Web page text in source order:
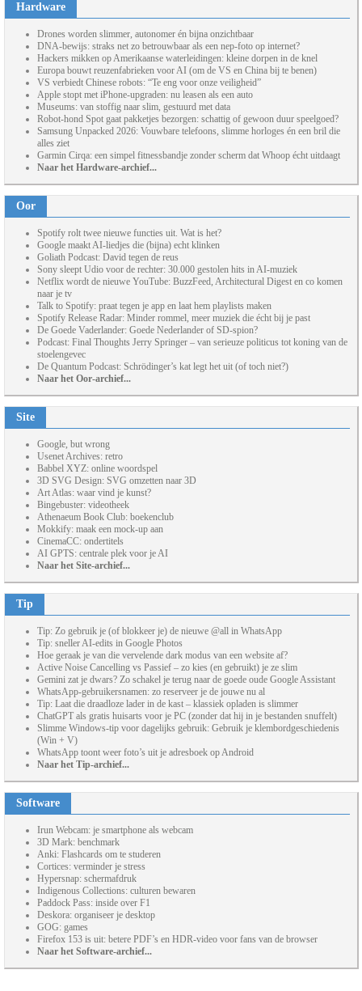
Hardware
Drones worden slimmer, autonomer én bijna onzichtbaar
DNA-bewijs: straks net zo betrouwbaar als een nep-foto op internet?
Hackers mikken op Amerikaanse waterleidingen: kleine dorpen in de knel
Europa bouwt reuzenfabrieken voor AI (om de VS en China bij te benen)
VS verbiedt Chinese robots: “Te eng voor onze veiligheid”
Apple stopt met iPhone-upgraden: nu leasen als een auto
Museums: van stoffig naar slim, gestuurd met data
Robot-hond Spot gaat pakketjes bezorgen: schattig of gewoon duur speelgoed?
Samsung Unpacked 2026: Vouwbare telefoons, slimme horloges én een bril die
alles ziet
Garmin Cirqa: een simpel fitnessbandje zonder scherm dat Whoop écht uitdaagt
Naar het Hardware-archief...
Oor
Spotify rolt twee nieuwe functies uit. Wat is het?
Google maakt AI-liedjes die (bijna) echt klinken
Goliath Podcast: David tegen de reus
Sony sleept Udio voor de rechter: 30.000 gestolen hits in AI-muziek
Netflix wordt de nieuwe YouTube: BuzzFeed, Architectural Digest en co komen
naar je tv
Talk to Spotify: praat tegen je app en laat hem playlists maken
Spotify Release Radar: Minder rommel, meer muziek die écht bij je past
De Goede Vaderlander: Goede Nederlander of SD-spion?
Podcast: Final Thoughts Jerry Springer – van serieuze politicus tot koning van de
stoelengevec
De Quantum Podcast: Schrödinger’s kat legt het uit (of toch niet?)
Naar het Oor-archief...
Site
Google, but wrong
Usenet Archives: retro
Babbel XYZ: online woordspel
3D SVG Design: SVG omzetten naar 3D
Art Atlas: waar vind je kunst?
Bingebuster: videotheek
Athenaeum Book Club: boekenclub
Mokkify: maak een mock-up aan
CinemaCC: ondertitels
AI GPTS: centrale plek voor je AI
Naar het Site-archief...
Tip
Tip: Zo gebruik je (of blokkeer je) de nieuwe @all in WhatsApp
Tip: sneller AI-edits in Google Photos
Hoe geraak je van die vervelende dark modus van een website af?
Active Noise Cancelling vs Passief – zo kies (en gebruikt) je ze slim
Gemini zat je dwars? Zo schakel je terug naar de goede oude Google Assistant
WhatsApp-gebruikersnamen: zo reserveer je de jouwe nu al
Tip: Laat die draadloze lader in de kast – klassiek opladen is slimmer
ChatGPT als gratis huisarts voor je PC (zonder dat hij in je bestanden snuffelt)
Slimme Windows-tip voor dagelijks gebruik: Gebruik je klembordgeschiedenis
(Win + V)
WhatsApp toont weer foto’s uit je adresboek op Android
Naar het Tip-archief...
Software
Irun Webcam: je smartphone als webcam
3D Mark: benchmark
Anki: Flashcards om te studeren
Cortices: verminder je stress
Hypersnap: schermafdruk
Indigenous Collections: culturen bewaren
Paddock Pass: inside over F1
Deskora: organiseer je desktop
GOG: games
Firefox 153 is uit: betere PDF’s en HDR-video voor fans van de browser
Naar het Software-archief...